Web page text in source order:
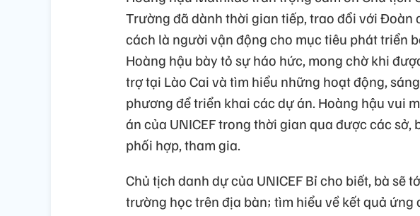
Trường đã dành thời gian tiếp, trao đổi với Đoàn
cách là người vận động cho mục tiêu phát triển
Hoàng hậu bày tỏ sự háo hức, mong chờ khi
trợ tại Lào Cai và tìm hiểu những hoạt động,
phương để triển khai các dự án. Hoàng hậu vui
án của UNICEF trong thời gian qua được các
phối hợp, tham gia.
Chủ tịch danh dự của UNICEF Bỉ cho biết, bà sẽ
trường học trên địa bàn; tìm hiểu về kết quả